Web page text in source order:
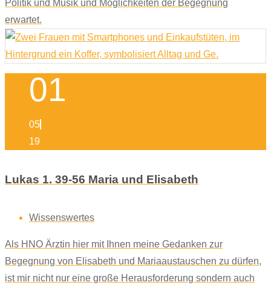
Politik und Musik und Möglichkeiten der Begegnung
erwartet.
01
05
19
Lukas 1. 39-56 Maria und Elisabeth
Wissenswertes
Als HNO Ärztin hier mit Ihnen meine Gedanken zur
Begegnung von Elisabeth und Mariaaustauschen zu dürfen,
ist mir nicht nur eine große Herausforderung sondern auch